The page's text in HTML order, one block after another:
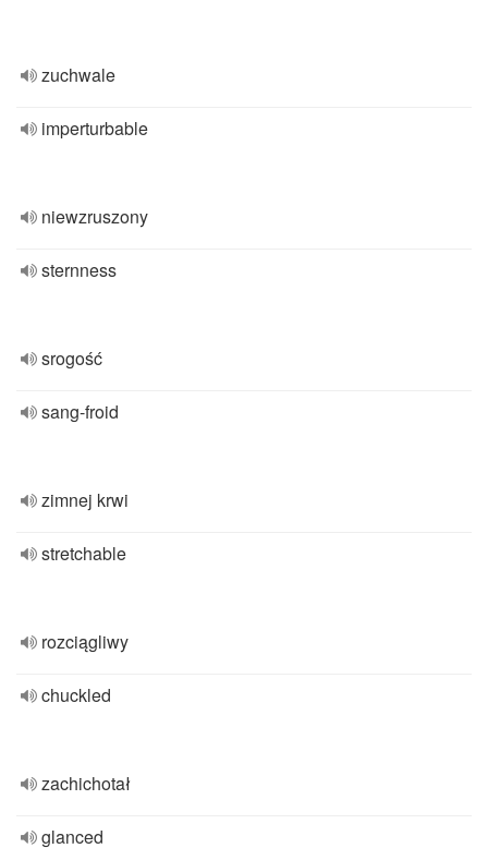
zuchwale
imperturbable
niewzruszony
sternness
srogość
sang-froid
zimnej krwi
stretchable
rozciągliwy
chuckled
zachichotał
glanced